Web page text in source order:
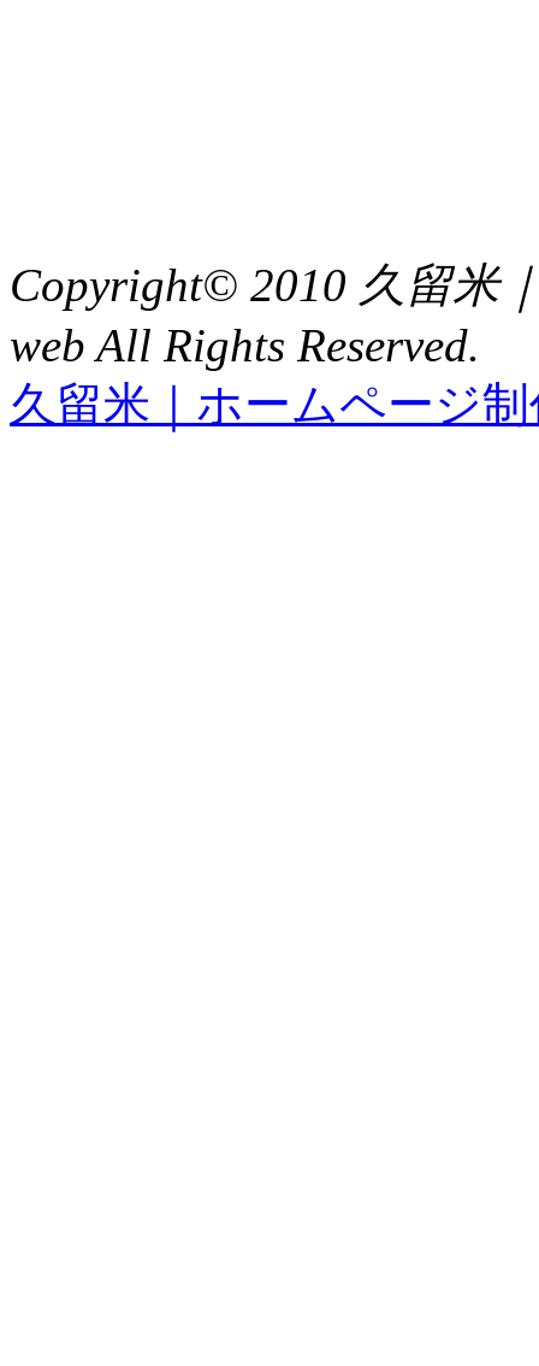
Copyright© 2010 久留米
web All Rights Reserved.
久留米｜ホームページ